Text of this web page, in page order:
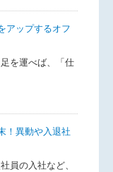
アップするオフ
を運べば、「仕
！異動や入退社
員の入社など、